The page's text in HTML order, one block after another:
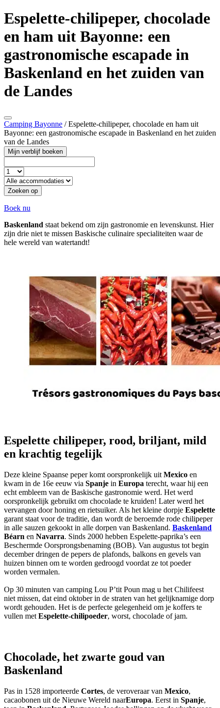
Espelette-chilipeper, chocolade
en ham uit Bayonne: een
gastronomische escapade in
Baskenland en het zuiden van
de Landes
Camping Bayonne /Espelette-chilipeper, chocolade en ham uit
Bayonne: een gastronomische escapade in Baskenland en het zuiden
van de Landes
Mijn verblijf boeken
Zoeken op
Boek nu
Baskenland staat bekend om zijn gastronomie en levenskunst. Hier
zijn drie niet te missen Baskische culinaire specialiteiten waar de
hele wereld van watertandt!
Espelette chilipeper, rood, briljant, mild
en krachtig tegelijk
Deze kleine Spaanse peper komt oorspronkelijk uit Mexico en
kwam in de 16e eeuw via Spanje in Europa terecht, waar hij een
echt embleem van de Baskische gastronomie werd. Het werd
oorspronkelijk gebruikt om chocolade te kruiden! Later werd het
vervangen door honing en rietsuiker. Als het kleine dorpje Espelette
garant staat voor de traditie, dan wordt de beroemde rode chilipeper
in alle sauzen gekookt in alle dorpen van Baskenland. Baskenland
Béarn en Navarra. Sinds 2000 hebben Espelette-paprika’s een
Beschermde Oorsprongsbenaming (BOB). Van augustus tot begin
december dringen de pepers de plafonds, balkons en gevels van
huizen binnen om te worden gedroogd voordat ze tot poeder
worden vermalen.
Op 30 minuten van camping Lou P’tit Poun mag u het Chilifeest
niet missen, dat eind oktober in de straten van het gelijknamige dorp
wordt gehouden. Het is de perfecte gelegenheid om je koffers te
vullen met Espelette-chilipoeder, worst, chocolade of jam.
Chocolade, het zwarte goud van
Baskenland
Pas in 1528 importeerde Cortes, de veroveraar van Mexico,
cacaobonen uit de Nieuwe Wereld naarEuropa. Eerst in Spanje,